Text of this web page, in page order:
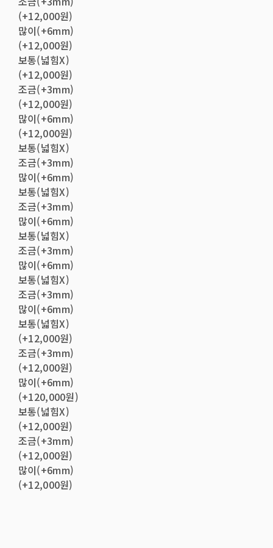
(+12,000원)
많이(+6mm)
(+12,000원)
보통(넓힘X)
(+12,000원)
조금(+3mm)
(+12,000원)
많이(+6mm)
(+12,000원)
보통(넓힘X)
조금(+3mm)
많이(+6mm)
보통(넓힘X)
조금(+3mm)
많이(+6mm)
보통(넓힘X)
조금(+3mm)
많이(+6mm)
보통(넓힘X)
조금(+3mm)
많이(+6mm)
보통(넓힘X)
(+12,000원)
조금(+3mm)
(+12,000원)
많이(+6mm)
(+120,000원)
보통(넓힘X)
(+12,000원)
조금(+3mm)
(+12,000원)
많이(+6mm)
(+12,000원)